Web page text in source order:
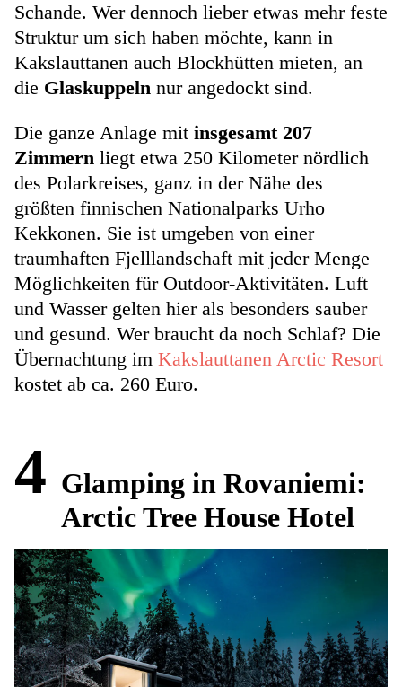
Schande. Wer dennoch lieber etwas mehr feste
Struktur um sich haben möchte, kann in
Kakslauttanen auch Blockhütten mieten, an
die Glaskuppeln nur angedockt sind.
Die ganze Anlage mit insgesamt 207
Zimmern liegt etwa 250 Kilometer nördlich
des Polarkreises, ganz in der Nähe des
größten finnischen Nationalparks Urho
Kekkonen. Sie ist umgeben von einer
traumhaften Fjelllandschaft mit jeder Menge
Möglichkeiten für Outdoor-Aktivitäten. Luft
und Wasser gelten hier als besonders sauber
und gesund. Wer braucht da noch Schlaf? Die
Übernachtung im Kakslauttanen Arctic Resort
kostet ab ca. 260 Euro.
4 Glamping in Rovaniemi:
Arctic Tree House Hotel